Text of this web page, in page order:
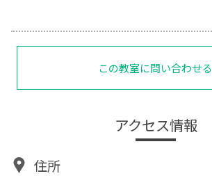
この教室に問い合わせる
アクセス情報
住所